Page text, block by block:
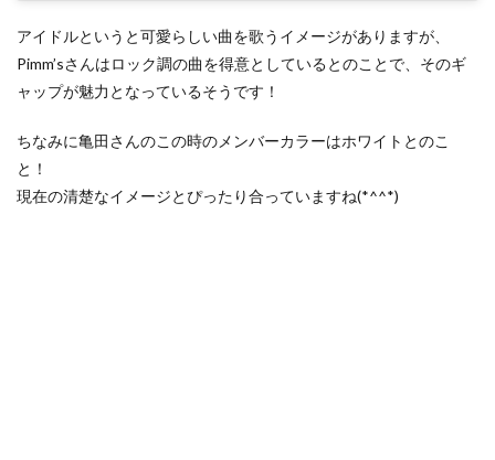
アイドルというと可愛らしい曲を歌うイメージがありますが、
Pimm’sさんはロック調の曲を得意としているとのことで、そのギ
ャップが魅力となっているそうです！
ちなみに亀田さんのこの時のメンバーカラーはホワイトとのこ
と！
現在の清楚なイメージとぴったり合っていますね(*^^*)